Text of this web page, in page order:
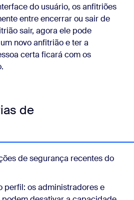
do usuário, os anfitriões
entre encerrar ou sair de
sair, agora ele pode
novo anfitrião e ter a
certa ficará com os
de
de segurança recentes do
perfil: os administradores e